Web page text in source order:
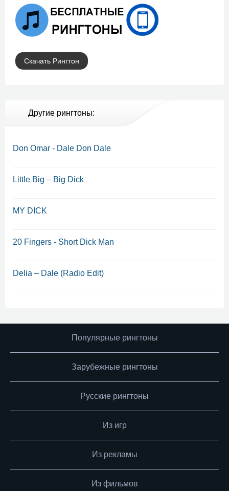
Скачать Рингтон
Другие рингтоны:
Don Omar - Dale Don Dale
Little Big – Big Dick
MY DICK
20 Fingers - Short Dick Man
Delia – Dale (Radio Edit)
Популярные рингтоны
Зарубежные рингтоны
Русские рингтоны
Из игр
Из рекламы
Из фильмов